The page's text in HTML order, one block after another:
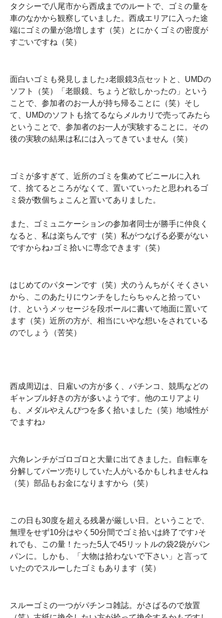
タクシーで八尾市から西成までのルートで、ゴミの量を
車のなかから観察していました。西成エリアに入った途
端にゴミの量が急増します（笑）とにかくゴミの密度が
すごいですね（笑）
面白いゴミも発見しました♪老眼鏡3点セットと、UMDの
ソフト（笑）「老眼鏡、ちょうど欲しかったの」という
ことで、参加者のお一人が持ち帰ることに（笑）そし
て、UMDのソフトも捨てるならメルカリで売ってみたら
ということで、参加者のお一人が実験することに。その
後の実験の結果は私には入ってきていません（笑）
ゴミが多すぎて、近所のゴミを集めてビニールに入れ
て、捨てるところがなくて、置いていったと思われるゴ
ミ袋が数個ちょこんと置いてありました。
また、ゴミュニケーションの参加者同士が勝手に仲良く
なると、私は楽ちんです（笑）私がつなげる必要がない
ですからね♪ゴミ拾いに専念できます（笑）
はじめてのパターンです（笑）犬のうんちがくそくさい
から、このあたりにウンチをしたらちゃんと拾ってい
け、というメッセージを段ボールに書いて地面に置いて
ます（笑）近所の方が、相当にいやな想いをされている
のでしょう（苦笑）
西成周辺は、日雇いの方が多く、パチンコ、競馬などの
ギャンブル好きの方が多いようです。他のエリアより
も、メダルやえんぴつを多く拾いました（笑）地域性が
でますね♪
六角レンチがゴロゴロと大量に出てきました。自転車を
分解してパーツ売りしていた人がいるかもしれませんね
（笑）部品もお金になりますから（笑）
この日も30度を超える残暑が厳しい日。ということで、
無理をせず10分はやく50分間でゴミ拾いは終了です♪そ
れでも、この量！たった5人で45リットルの袋2袋がパン
パンに。しかも、「大物は拾わないで下さい」と言って
いたのでスルーしたゴミもあります（笑）
スルーゴミの一つがパチンコ雑誌。がさばるので放置